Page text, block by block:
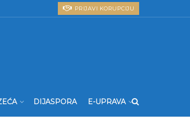
PRIJAVI KORUPCIJU
DIJASPORA E-UPRAVA